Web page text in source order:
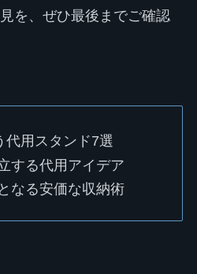
を、ぜひ最後までご確認
代用スタンド7選
する代用アイデア
なる安価な収納術